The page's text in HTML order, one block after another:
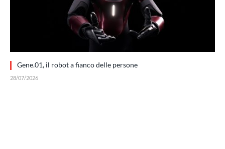
Gene.01, il robot a fianco delle persone
28/07/2026